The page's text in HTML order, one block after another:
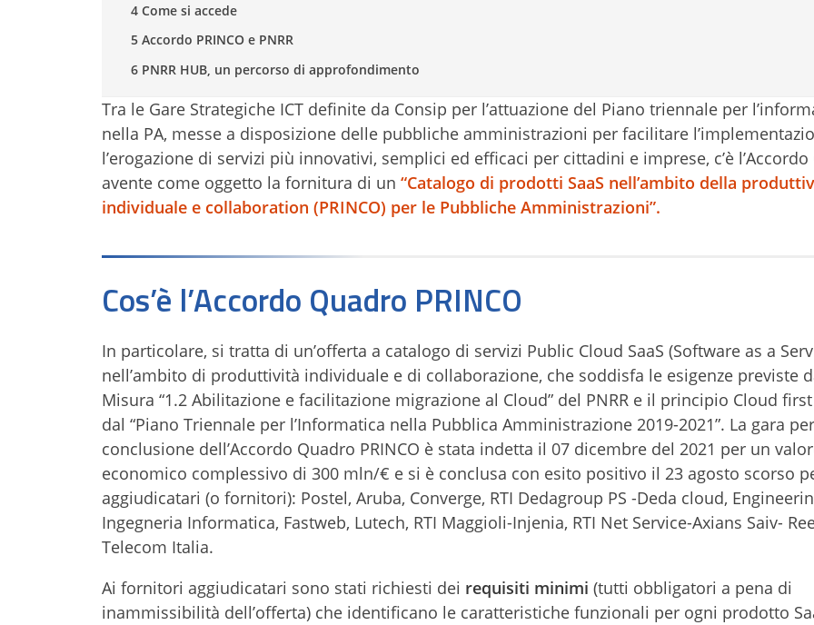
4 Come si accede
5 Accordo PRINCO e PNRR
6 PNRR HUB, un percorso di approfondimento
Tra le Gare Strategiche ICT definite da Consip per l’attuazione del Piano triennale per
nella PA, messe a disposizione delle pubbliche amministrazioni per facilitare
l’erogazione di servizi più innovativi, semplici ed efficaci per cittadini e imprese, c’è
avente come oggetto la fornitura di un “Catalogo di prodotti SaaS nell’ambito della
individuale e collaboration (PRINCO) per le Pubbliche Amministrazioni”.
Cos’è l’Accordo Quadro PRINCO
In particolare, si tratta di un’offerta a catalogo di servizi Public Cloud SaaS (Software as a
nell’ambito di produttività individuale e di collaborazione, che soddisfa le esigenze previste
Misura “1.2 Abilitazione e facilitazione migrazione al Cloud” del PNRR e il principio Cloud
dal “Piano Triennale per l’Informatica nella Pubblica Amministrazione 2019-2021”. La gara
conclusione dell’Accordo Quadro PRINCO è stata indetta il 07 dicembre del 2021 per un
economico complessivo di 300 mln/€ e si è conclusa con esito positivo il 23 agosto scorso
aggiudicatari (o fornitori): Postel, Aruba, Converge, RTI Dedagroup PS -Deda cloud,
Ingegneria Informatica, Fastweb, Lutech, RTI Maggioli-Injenia, RTI Net Service-Axians Saiv-
Telecom Italia.
Ai fornitori aggiudicatari sono stati richiesti dei requisiti minimi (tutti obbligatori a pena di
inammissibilità dell’offerta) che identificano le caratteristiche funzionali per ogni prodotto